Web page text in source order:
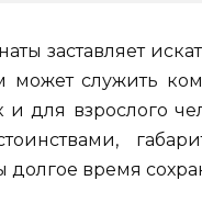
заставляет
служить
и для взрослого
время